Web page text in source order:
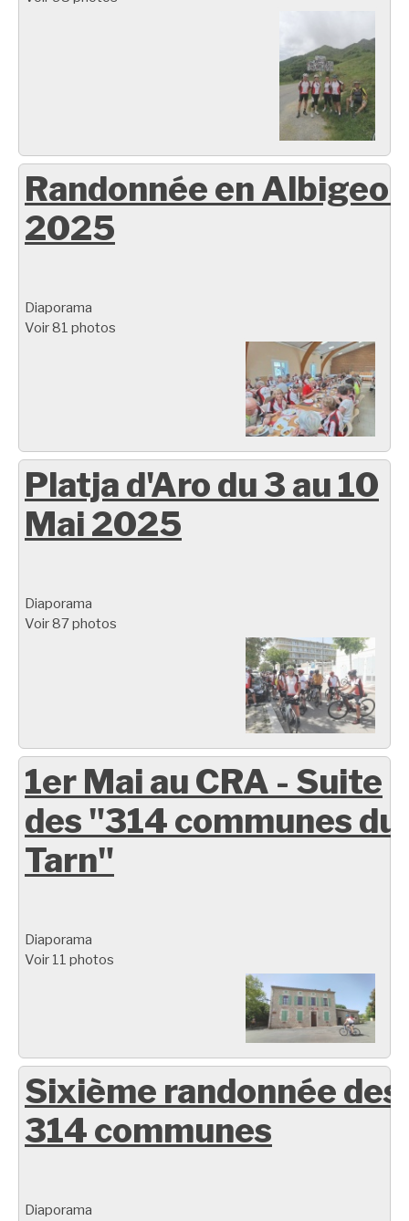
Randonnée en
2025
Diaporama
Voir 81 photos
Platja d'Aro du 3 au 10
Mai 2025
Diaporama
Voir 87 photos
1er Mai au CRA - Suite
des "314 communes du
Tarn"
Diaporama
Voir 11 photos
Sixième randonnée des
314 communes
Diaporama